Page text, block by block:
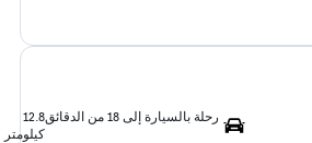
رحلة بالسيارة إلى 18 من الدقائق
12.8
كيلومتر